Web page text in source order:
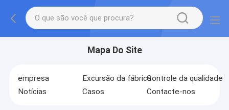
Mapa Do Site
empresa Excursão da fábricaControle da qualidade
Notícias
Casos Contacte-nos